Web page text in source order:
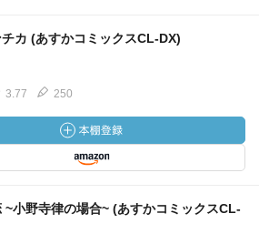
カ (あすかコミックスCL-DX)
3.77 250
~小野寺律の場合~ (あすかコミックスCL-